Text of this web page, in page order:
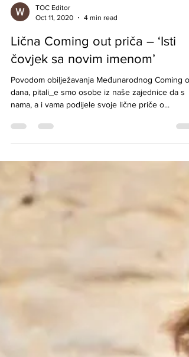
TOC Editor
Oct 11, 2020
4 min read
Lična Coming out priča – ‘Isti
čovjek sa novim imenom’
dana, pitali_e smo osobe iz naše zajednice da s
nama, a i vama podijele svoje lične priče o...